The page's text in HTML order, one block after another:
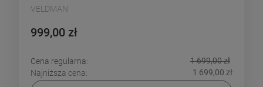
VELDMAN
999,00 zł
Cena regularna:
1 699,00 zł
Najniższa cena:
1 699,00 zł